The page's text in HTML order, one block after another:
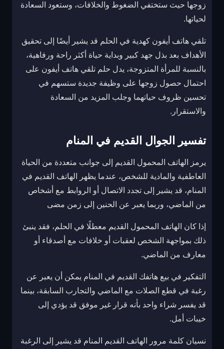
زوجها حيث ستختفي الضغوط والخلافات، وستعود السعادة
لحياتها.
تلقي هاتف أيفون كهدية في الحلم قد يشير أيضًا إلى تحقيق
الأهداف بعد بذل جهد كبير وبداية حياة أكثر راحة ورفاهية،
بالنسبة للمرأة المتزوجة، يدل حلم تلقي هاتف أيفون على
احتمال حصول زوجها على وظيفة جديدة ستسهم في
تحسين ظروف حياتهما وجلب المزيد من السعادة
والاستقرار.
تفسير الجوال القديم في المنام
يرمز الهاتف المحمول القديم إلى جوانب متعددة من الحياة
العاطفية والمادية للشخص، عندما يظهر الهاتف القديم في
المنام، قد يشير إلى تجدد الاتصال أو الروابط مع أشخاص
من الماضي، وربما يعبر عن الحنين إلى زمن مضى
إذا كان الهاتف المحمول القديم معطلًا في الحلم، فقد ينبئ
ذلك بمواجهة الشخص لعقبات أو خلافات مع أصدقاء أو
معارف من الماضي.
التفكير في بيع هاتفك القديم في المنام يمكن أن يعبر عن
رغبة في قطع الصلات مع الماضي والتجارب السابقة، بينما
قد يفسر شراء واحد بأنه قرار غير موفق قد يؤدي إلى
خيبات أمل.
نسيان كلمة مرور الهاتف القديم المنام قد يشير إلى الرغبة